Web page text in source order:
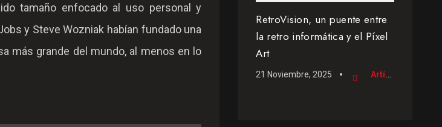
tamaño enfocado al uso personal y
y Steve Wozniak habían fundado una
más grande del mundo, al menos en lo
RetroVision, un puente entre
la retro informática y el Píxel
Art
21 Noviembre, 2025 Artículo